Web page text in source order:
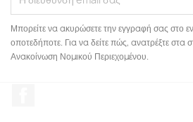
Μπορείτε να ακυρώσετε την εγγραφή σας στο
οποτεδήποτε. Για να δείτε πώς, ανατρέξτε στα
Ανακοίνωση Νομικού Περιεχομένου.